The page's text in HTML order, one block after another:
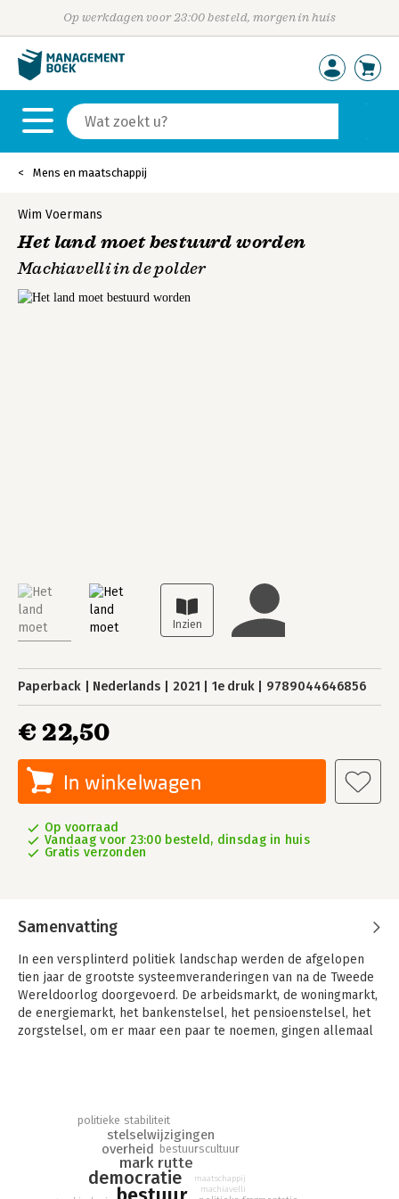
Op werkdagen voor 23:00 besteld, morgen in huis
Mens en maatschappij
Wim Voermans
Het land moet bestuurd worden
Machiavelli in de polder
Paperback Nederlands 2021 1e druk 9789044646856
€ 22,50
In winkelwagen
Op voorraad
Vandaag voor 23:00 besteld, dinsdag in huis
Gratis verzonden
Samenvatting
In een versplinterd politiek landschap werden de afgelopen
tien jaar de grootste systeemveranderingen van na de Tweede
Wereldoorlog doorgevoerd. De arbeidsmarkt, de woningmarkt,
de energiemarkt, het bankenstelsel, het pensioenstelsel, het
zorgstelsel, om er maar een paar te noemen, gingen allemaal
ons op papier onbestuurbare land bij elkaar en gaande houdt?
Of was het de leiderskwaliteit van premier Rutte? Waren het
de omstandigheden of misschien de nieuwe polderregenten?
In dit boek gaat Wim Voermans op zoek naar mogelijke
democratie
mark rutte
overheid
stelselwijzigingen
politieke stabiliteit
bestuurscultuur
maatschappij
machiavelli